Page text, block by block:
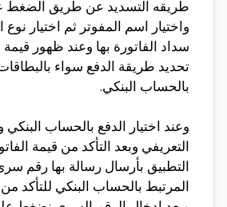
طريقه التسديد عن طريق الضغط
واختيار اسم المفوتر ثم اختيار
سداد الفاتورة بها وعند ظهور قيمة
تحديد طريقة الدفع سواء بالبطاقات
بالحساب البنكي.
وعند اختيار الدفع بالحساب البنكي
التعريفي وبعد التأكد من قيمة
التطبيق بأرسال رسالة بها رقم
المرتبط بالحساب البنكي للتأكد